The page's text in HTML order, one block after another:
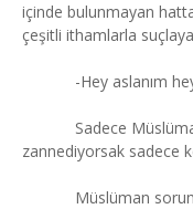
içinde bulunmayan
çeşitli ithamlarla
-Hey aslanım
Sadece
zannediyorsak sadece
Müslüman